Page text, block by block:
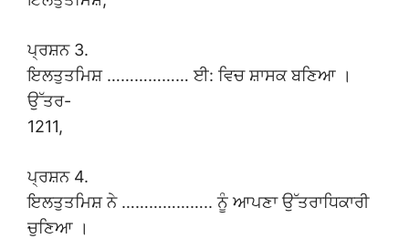
ਪ੍ਰਸ਼ਨ 3.
ਇਲਤੁਤਮਿਸ਼ ……………… ਈ: ਵਿਚ ਸ਼ਾਸਕ ਬਣਿਆ ।
ਉੱਤਰ-
1211,
ਪ੍ਰਸ਼ਨ 4.
ਇਲਤੁਤਮਿਸ਼ ਨੇ ……………….. ਨੂੰ ਆਪਣਾ ਉੱਤਰਾਧਿਕਾਰੀ
ਚੁਣਿਆ ।